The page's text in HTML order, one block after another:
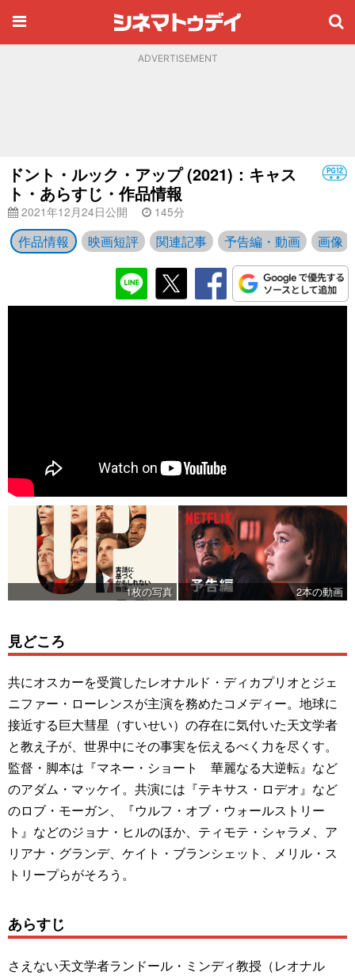
ADVERTISEMENT
ドント・ルック・アップ (2021)：キャス
ト・あらすじ・作品情報
2021年12月24日公開 145分
作品情報 映画短評 関連記事 予告編・動画 画像
1枚の写真 2本の動画
見どころ
共にオスカーを受賞したレオナルド・ディカプリオとジェ
ニファー・ローレンスが主演を務めたコメディー。地球に
接近する巨大彗星（すいせい）の存在に気付いた天文学者
と教え子が、世界中にその事実を伝えるべく力を尽くす。
監督・脚本は『マネー・ショート 華麗なる大逆転』など
のアダム・マッケイ。共演には『テキサス・ロデオ』など
のロブ・モーガン、『ウルフ・オブ・ウォールストリー
ト』などのジョナ・ヒルのほか、ティモテ・シャラメ、ア
リアナ・グランデ、ケイト・ブランシェット、メリル・ス
トリープらがそろう。
あらすじ
さえない天文学者ランドール・ミンディ教授（レオナル